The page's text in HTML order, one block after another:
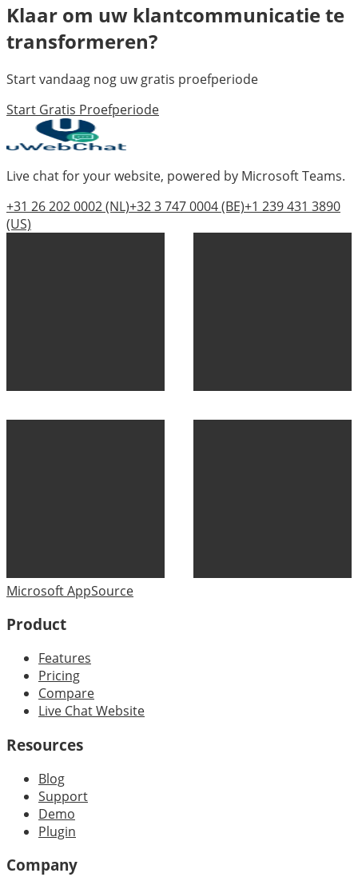
Klaar om uw klantcommunicatie te
transformeren?
Start vandaag nog uw gratis proefperiode
Start Gratis Proefperiode
Live chat for your website, powered by Microsoft Teams.
+31 26 202 0002(NL)+32 3 747 0004(BE)+1 239 431 3890
(US)
Microsoft AppSource
Product
Features
Pricing
Compare
Live Chat Website
Resources
Blog
Support
Demo
Plugin
Company